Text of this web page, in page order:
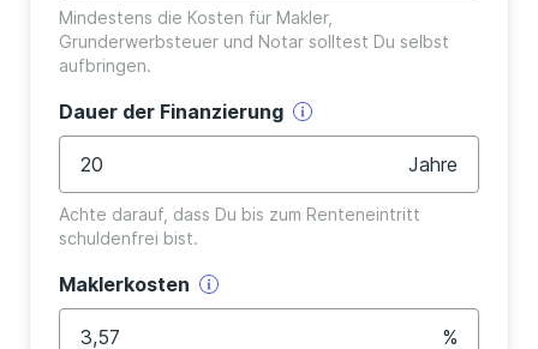
Mindestens die Kosten für Makler,
Grunderwerbsteuer und Notar solltest Du selbst
aufbringen.
Dauer der Finanzierung
Jahre
Achte darauf, dass Du bis zum Renteneintritt
schuldenfrei bist.
Maklerkosten
%